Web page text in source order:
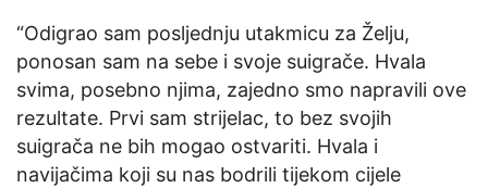
“Odigrao sam posljednju utakmicu za Želju,
ponosan sam na sebe i svoje suigrače. Hvala
svima, posebno njima, zajedno smo napravili ove
rezultate. Prvi sam strijelac, to bez svojih
suigrača ne bih mogao ostvariti. Hvala i
navijačima koji su nas bodrili tijekom cijele